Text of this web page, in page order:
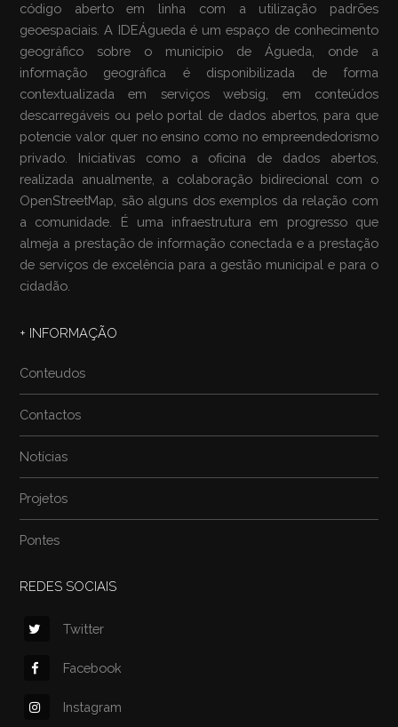
código aberto em linha com a utilização padrões
geoespaciais. A IDEÁgueda é um espaço de conhecimento
geográfico sobre o município de Águeda, onde a
informação geográfica é disponibilizada de forma
contextualizada em serviços websig, em conteúdos
descarregáveis ou pelo portal de dados abertos, para que
potencie valor quer no ensino como no empreendedorismo
privado. Iniciativas como a oficina de dados abertos,
realizada anualmente, a colaboração bidirecional com o
OpenStreetMap, são alguns dos exemplos da relação com
a comunidade. É uma infraestrutura em progresso que
almeja a prestação de informação conectada e a prestação
de serviços de excelência para a gestão municipal e para o
cidadão.
+ INFORMAÇÃO
Conteudos
Contactos
Notícias
Projetos
Pontes
REDES SOCIAIS
Twitter
Facebook
Instagram